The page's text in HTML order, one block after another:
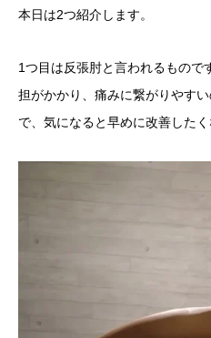
本日は2つ紹介します。
1つ目は反張肘と言われるもので
担がかかり、痛みに繋がりやす
で、気になると早めに改善したく